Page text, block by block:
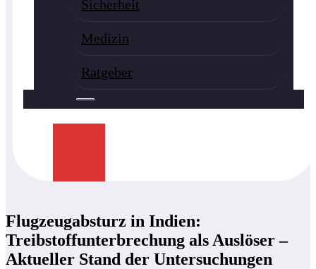
Sicherheit
Medizin
Ratgeber
Flugzeugabsturz in Indien:
Treibstoffunterbrechung als Auslöser –
Aktueller Stand der Untersuchungen